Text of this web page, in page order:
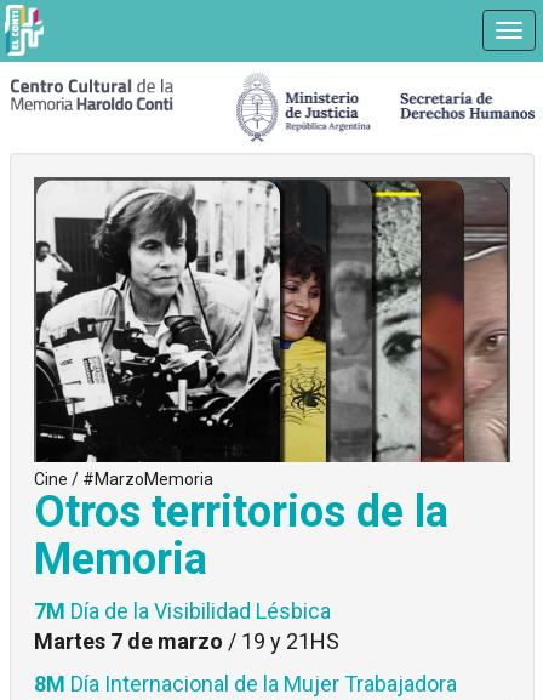
Cine / #MarzoMemoria
Otros territorios de la
Memoria
7M Día de la Visibilidad Lésbica
Martes 7 de marzo / 19 y 21HS
8M Día Internacional de la Mujer Trabajadora